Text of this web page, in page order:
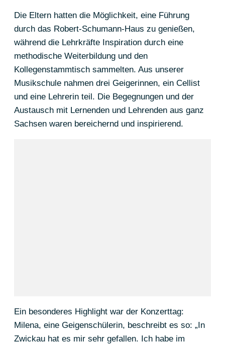
Die Eltern hatten die Möglichkeit, eine Führung
durch das Robert-Schumann-Haus zu genießen,
während die Lehrkräfte Inspiration durch eine
methodische Weiterbildung und den
Kollegenstammtisch sammelten. Aus unserer
Musikschule nahmen drei Geigerinnen, ein Cellist
und eine Lehrerin teil. Die Begegnungen und der
Austausch mit Lernenden und Lehrenden aus ganz
Sachsen waren bereichernd und inspirierend.
Ein besonderes Highlight war der Konzerttag:
Milena, eine Geigenschülerin, beschreibt es so: „In
Zwickau hat es mir sehr gefallen. Ich habe im